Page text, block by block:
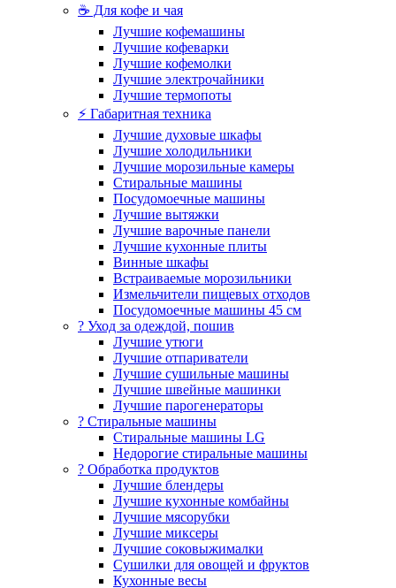
☕ Для кофе и чая
Лучшие кофемашины
Лучшие кофеварки
Лучшие кофемолки
Лучшие электрочайники
Лучшие термопоты
⚡ Габаритная техника
Лучшие духовые шкафы
Лучшие холодильники
Лучшие морозильные камеры
Стиральные машины
Посудомоечные машины
Лучшие вытяжки
Лучшие варочные панели
Лучшие кухонные плиты
Винные шкафы
Встраиваемые морозильники
Измельчители пищевых отходов
Посудомоечные машины 45 см
? Уход за одеждой, пошив
Лучшие утюги
Лучшие отпариватели
Лучшие сушильные машины
Лучшие швейные машинки
Лучшие парогенераторы
? Стиральные машины
Стиральные машины LG
Недорогие стиральные машины
? Обработка продуктов
Лучшие блендеры
Лучшие кухонные комбайны
Лучшие мясорубки
Лучшие миксеры
Лучшие соковыжималки
Сушилки для овощей и фруктов
Кухонные весы